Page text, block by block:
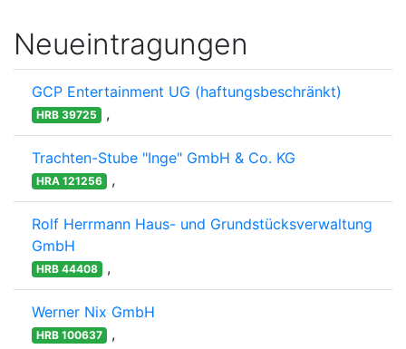
Neueintragungen
GCP Entertainment UG (haftungsbeschränkt)
HRB 39725 ,
Trachten-Stube "Inge" GmbH & Co. KG
HRA 121256 ,
Rolf Herrmann Haus- und Grundstücksverwaltung
GmbH
HRB 44408 ,
Werner Nix GmbH
HRB 100637 ,